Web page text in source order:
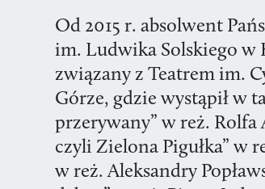
Od 2015 r. absolwent
im. Ludwika Solskiego w
związany z Teatrem im.
Górze, gdzie wystąpił w
przerywany” w reż. Rolfa
czyli Zielona Pigułka” w
w reż. Aleksandry